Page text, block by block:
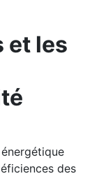
et les
énergétique
des